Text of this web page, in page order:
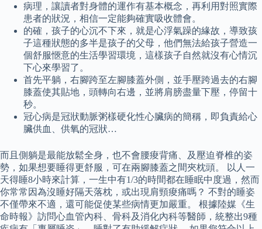
病理，讓讀者對身體的運作有基本概念，再利用對照實際
患者的狀況，相信一定能夠確實吸收體會。
的確，孩子的心沉不下來，就是心浮氣躁的緣故，導致孩
子這種狀態的多半是孩子的父母，他們無法給孩子營造一
個舒服愜意的生活學習環境，這樣孩子自然就沒有心情沉
下心來學習了。
首先平躺，右腳跨至左腳膝蓋外側，並手壓跨過去的右腳
膝蓋使其貼地，頭轉向右邊，並將肩膀盡量下壓，停留十
秒。
冠心病是冠狀動脈粥樣硬化性心臟病的簡稱，即負責給心
臟供血、供氧的冠狀…
而且側躺是最能放鬆全身，也不會腰痠背痛、及壓迫脊椎的姿
勢，如果想要睡得更舒服，可在兩腳膝蓋之間夾枕頭。 以人一
天得睡8小時來計算，一生中有1/3的時間都在睡眠中度過，然而
你常常因為沒睡好隔天落枕，或出現肩頸痠痛嗎？ 不對的睡姿
不僅帶來不適，還可能促使某些病情更加嚴重。 根據陸媒《生
命時報》訪問心血管內科、骨科及消化內科等醫師，統整出9種